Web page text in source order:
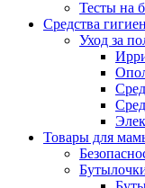
Тесты на
Средства
Уход за
Товары для